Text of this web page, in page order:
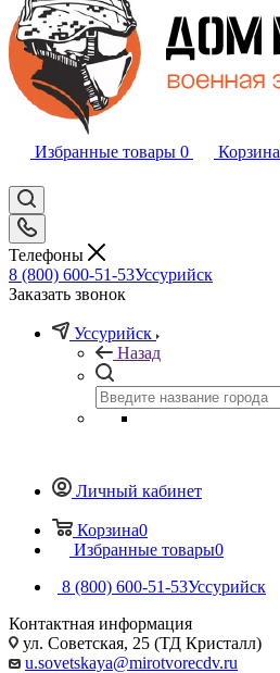
Избранные товары 0 Корзина
Телефоны
8 (800) 600-51-53Уссурийск
Заказать звонок
Уссурийск
Назад
Личный кабинет
Корзина0
Избранные товары0
8 (800) 600-51-53Уссурийск
Контактная информация
ул. Советская, 25 (ТД Кристалл)
u.sovetskaya@mirotvorecdv.ru